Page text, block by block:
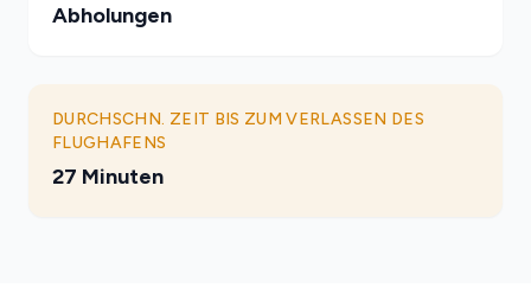
Abholungen
DURCHSCHN. ZEIT BIS ZUM VERLASSEN DES
FLUGHAFENS
27 Minuten